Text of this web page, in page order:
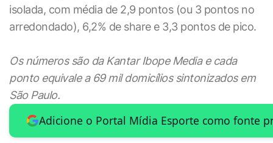
isolada, com média de 2,9 pontos (ou 3 pontos no
arredondado), 6,2% de share e 3,3 pontos de pico.
Os números são da Kantar Ibope Media e cada
ponto equivale a 69 mil domicílios sintonizados em
São Paulo.
Adicione o Portal Mídia Esporte como fonte